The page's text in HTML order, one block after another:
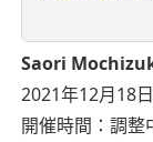
Saori
2021年12月18
開催時間：調整